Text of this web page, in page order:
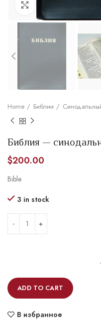
Home Библии
Библия —
$200.00
Bible
3 in stock
ADD TO CART
В избранное